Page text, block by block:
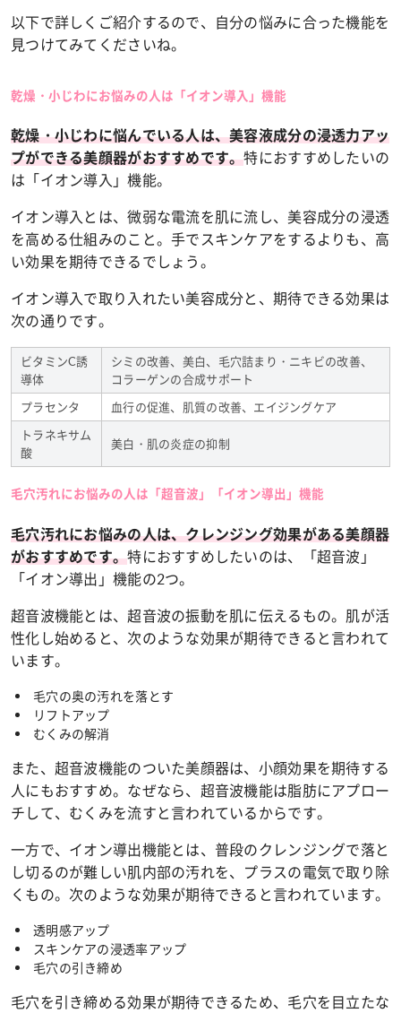
以下で詳しくご紹介するので、自分の悩みに合った機能を
見つけてみてくださいね。
乾燥・小じわにお悩みの人は「イオン導入」機能
乾燥・小じわに悩んでいる人は、美容液成分の浸透力アッ
プができる美顔器がおすすめです。特におすすめしたいの
は「イオン導入」機能。
イオン導入とは、微弱な電流を肌に流し、美容成分の浸透
を高める仕組みのこと。手でスキンケアをするよりも、高
い効果を期待できるでしょう。
イオン導入で取り入れたい美容成分と、期待できる効果は
次の通りです。
ビタミンC誘
導体
シミの改善、美白、毛穴詰まり・ニキビの改善、
コラーゲンの合成サポート
プラセンタ
血行の促進、肌質の改善、エイジングケア
トラネキサム
酸
美白・肌の炎症の抑制
毛穴汚れにお悩みの人は「超音波」「イオン導出」機能
毛穴汚れにお悩みの人は、クレンジング効果がある美顔器
がおすすめです。特におすすめしたいのは、「超音波」
「イオン導出」機能の2つ。
超音波機能とは、超音波の振動を肌に伝えるもの。肌が活
性化し始めると、次のような効果が期待できると言われて
います。
毛穴の奥の汚れを落とす
リフトアップ
むくみの解消
また、超音波機能のついた美顔器は、小顔効果を期待する
人にもおすすめ。なぜなら、超音波機能は脂肪にアプロー
チして、むくみを流すと言われているからです。
一方で、イオン導出機能とは、普段のクレンジングで落と
し切るのが難しい肌内部の汚れを、プラスの電気で取り除
くもの。次のような効果が期待できると言われています。
透明感アップ
スキンケアの浸透率アップ
毛穴の引き締め
毛穴を引き締める効果が期待できるため、毛穴を目立たな